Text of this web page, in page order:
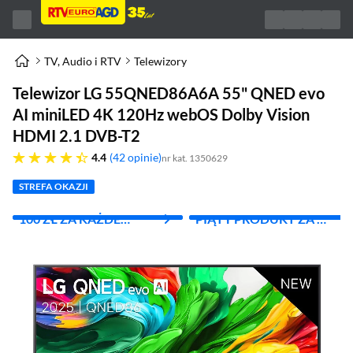
TV, Audio i RTV Telewizory
Telewizor LG 55QNED86A6A 55" QNED evo
AI miniLED 4K 120Hz webOS Dolby Vision
HDMI 2.1 DVB-T2
4.4
4.4 gwiazdek 42 opinie nr kat. 1350629
STREFA OKAZJI
100 ZŁ ZA KAŻDE
PIĄTY PRODUKT ZA 1